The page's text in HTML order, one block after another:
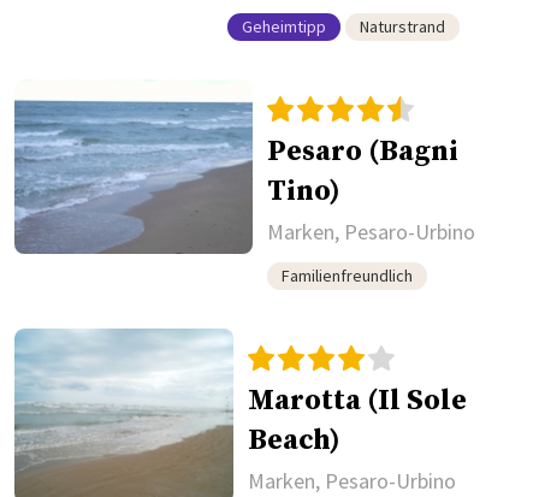
Geheimtipp Naturstrand
Pesaro (Bagni
Tino)
Marken, Pesaro-Urbino
Familienfreundlich
Marotta (Il Sole
Beach)
Marken, Pesaro-Urbino